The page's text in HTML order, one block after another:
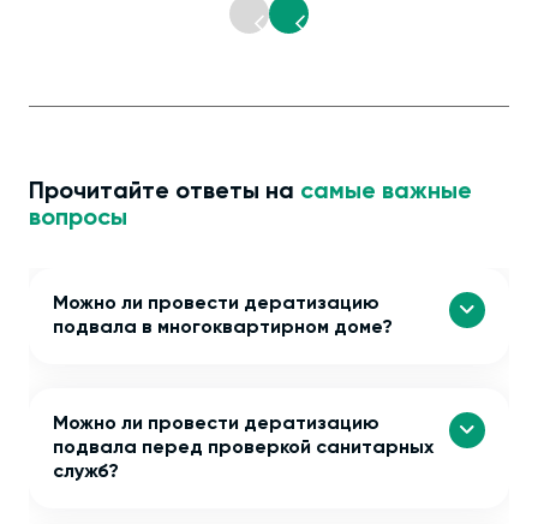
Прочитайте ответы на самые важные
вопросы
Можно ли провести дератизацию
подвала в многоквартирном доме?
Можно ли провести дератизацию
подвала перед проверкой санитарных
служб?